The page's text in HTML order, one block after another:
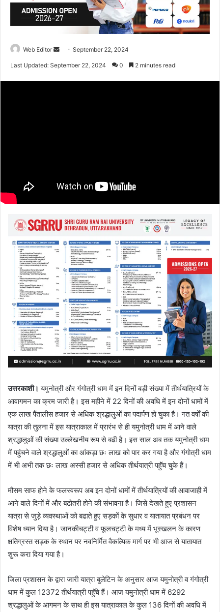
Web Editor September 22, 2024
Last Updated: September 22, 2024 0 2 minutes read
उत्तरकाशी।यमुनोत्री और गंगोत्री धाम में इन दिनों बड़ी संख्या में तीर्थयात्रियों के
आवागमन का क्रम जारी है। इस महीने में 22 दिनों की अवधि में इन दोनों धामों में
एक लाख पैंतालीस हजार से अधिक श्रद्धालुओं का पदार्पण हो चुका है। गत वर्षों की
यात्रा की तुलना में इस यात्राकाल में प्रारंभ से ही यमुनोत्री धाम में आने वाले
श्रद्धालुओं की संख्या उल्लेखनीय रूप से बढी है। इस साल अब तक यमुनोत्री धाम
में पहुंचने वाले श्रद्धालुओं का आंकड़ा छः लाख को पार कर गया है और गंगोत्री धाम
में भी अभी तक छः लाख अस्सी हजार से अधिक तीर्थयात्री पहॅुंच चुके हैं।
मौसम साफ होने के फलस्वरूप अब इन दोनों धामों में तीर्थयात्रियों की आवाजाही में
आने वाले दिनों में और बढोतरी होने की संभावना है। जिसे देखते हुए प्रशासन
यात्रा से जुड़े व्यवस्थाओं को बढाते हुए सड़कों के सुधार व यातायात प्रबंधन पर
विशेष ध्यान दिया है। जानकीचट्टी व फूलचट्टी के मध्य में भूस्खलन के कारण
क्षतिग्रस्त सड़क के स्थान पर नवनिर्मित वैकल्पिक मार्ग पर भी आज से यातायात
शुरू करा दिया गया है।
जिला प्रशासन के द्वारा जारी यात्रा बुलेटिन के अनुसार आज यमुनोत्री व गंगोत्री
धाम में कुल 12372 तीर्थयात्री पहॅुचे हैं। आज यमुनोत्री धाम में 6292
श्रद्धालुओं के आगमन के साथ ही इस यात्राकाल के कुल 136 दिनों की अवधि में